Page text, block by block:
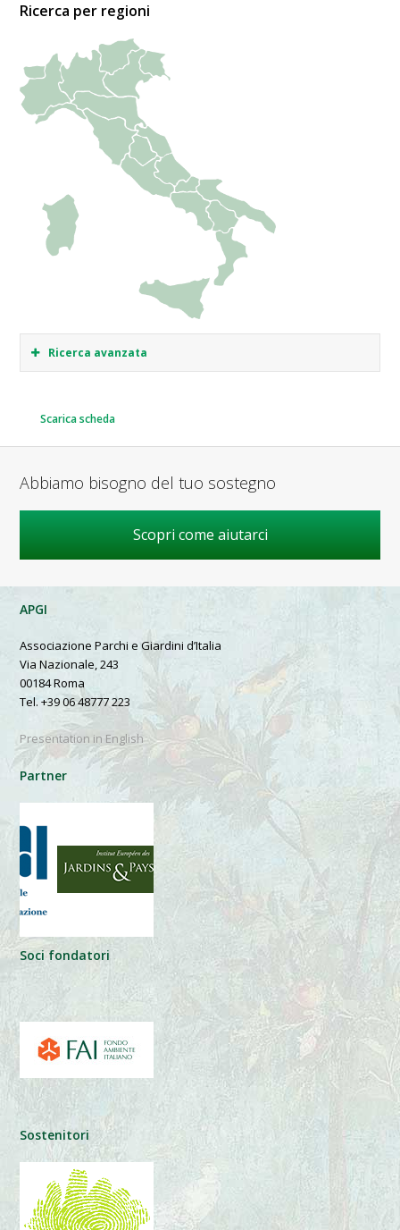
Ricerca per regioni
Ricerca avanzata
Scarica scheda
Abbiamo bisogno del tuo sostegno
Scopri come aiutarci
APGI
Associazione Parchi e Giardini d’Italia
Via Nazionale, 243
00184 Roma
Tel. +39 06 48777 223
Presentation in English
Partner
Soci fondatori
Sostenitori